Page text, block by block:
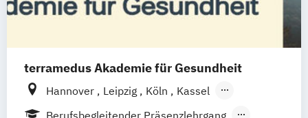
terramedus Akademie für Gesundheit
Hannover Leipzig Köln
Kassel
Frankfurt am Main
Nürnberg
Berufsbegleitender Präsenzlehrgang